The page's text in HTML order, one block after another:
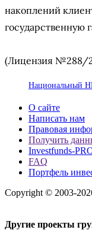
накоплений
государственную
(Лицензия
Национальный
О сайте
Написать нам
Правовая
Получить
Investfunds-
FAQ
Портфель
Copyright © 2003-
Другие проекты